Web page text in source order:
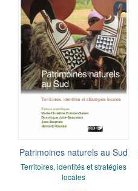
Patrimoines naturels au Sud
Territoires, identités et stratégies
locales